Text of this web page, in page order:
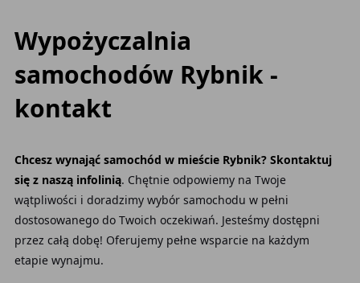
Wypożyczalnia
samochodów Rybnik -
kontakt
Chcesz wynająć samochód w mieście Rybnik? Skontaktuj
się z naszą infolinią. Chętnie odpowiemy na Twoje
wątpliwości i doradzimy wybór samochodu w pełni
dostosowanego do Twoich oczekiwań. Jesteśmy dostępni
przez całą dobę! Oferujemy pełne wsparcie na każdym
etapie wynajmu.